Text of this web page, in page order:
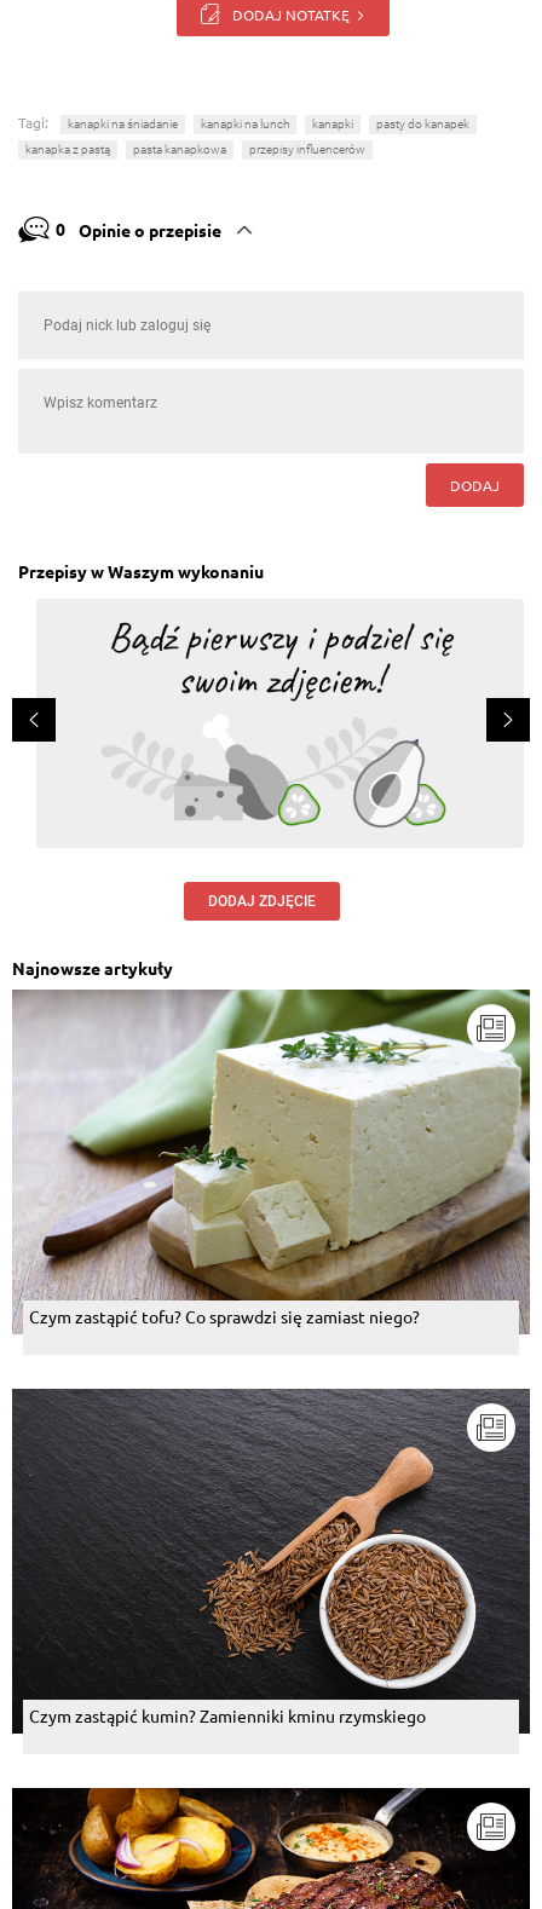
DODAJ NOTATKĘ
Tagi: kanapki na śniadanie kanapki na lunch kanapki
pasty do kanapek
kanapka z pastą
pasta kanapkowa przepisy influencerów
0 Opinie o przepisie
DODAJ
Przepisy w Waszym wykonaniu
DODAJ ZDJĘCIE
Najnowsze artykuły
Czym zastąpić tofu? Co sprawdzi się zamiast niego?
Czym zastąpić kumin? Zamienniki kminu rzymskiego